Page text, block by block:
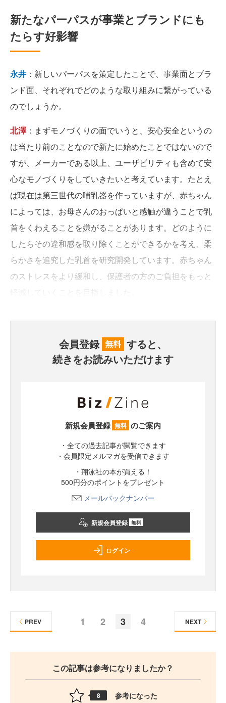
新たなパーパスが事業とブランドにも
たらす好影響
永井 ：新しいパーパスを策定したことで、事業面とブラ
ンド面、それぞれでどのような取り組みに繋がっている
のでしょうか。
北澤：まずモノづくりの面でいうと、安心安全というの
は当たり前のことなので新たに始めたことではないので
すが、メーカーである以上、ユーザビリティも含めて安
心なモノづくりをしていきたいと考えています。たとえ
ば現在は第三世代の哺乳器を作っていますが、赤ちゃん
によっては、お母さんのおっぱいと感触が違うことで乳
首をくわえることを嫌がることがあります。どのように
したらその違和感を取り除くことができるかを考え、柔
らかさを追究した乳首を研究開発しています。赤ちゃん
のストレスをより緩和し、保護者の方のご負担をもっと
会員登録 無料 すると、
続きをお読みいただけます
新規会員登録 無料 のご案内
・全ての過去記事が閲覧できます
・会員限定メルマガを受信できます
・翔泳社の本が買える！
500円分のポイントをプレゼント
メールバックナンバー
新規会員登録 無料
ログイン
1 2 3 4
PREV NEXT
この記事は参考になりましたか？
8 参考になった